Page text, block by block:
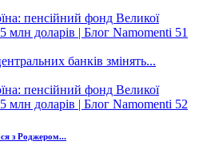
банків змінять...
з Роджером...